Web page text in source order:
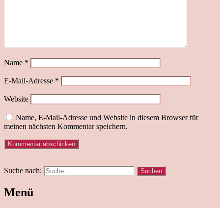
Name *
E-Mail-Adresse *
Website
Name, E-Mail-Adresse und Website in diesem Browser für
meinen nächsten Kommentar speichern.
Suche nach:
Menü